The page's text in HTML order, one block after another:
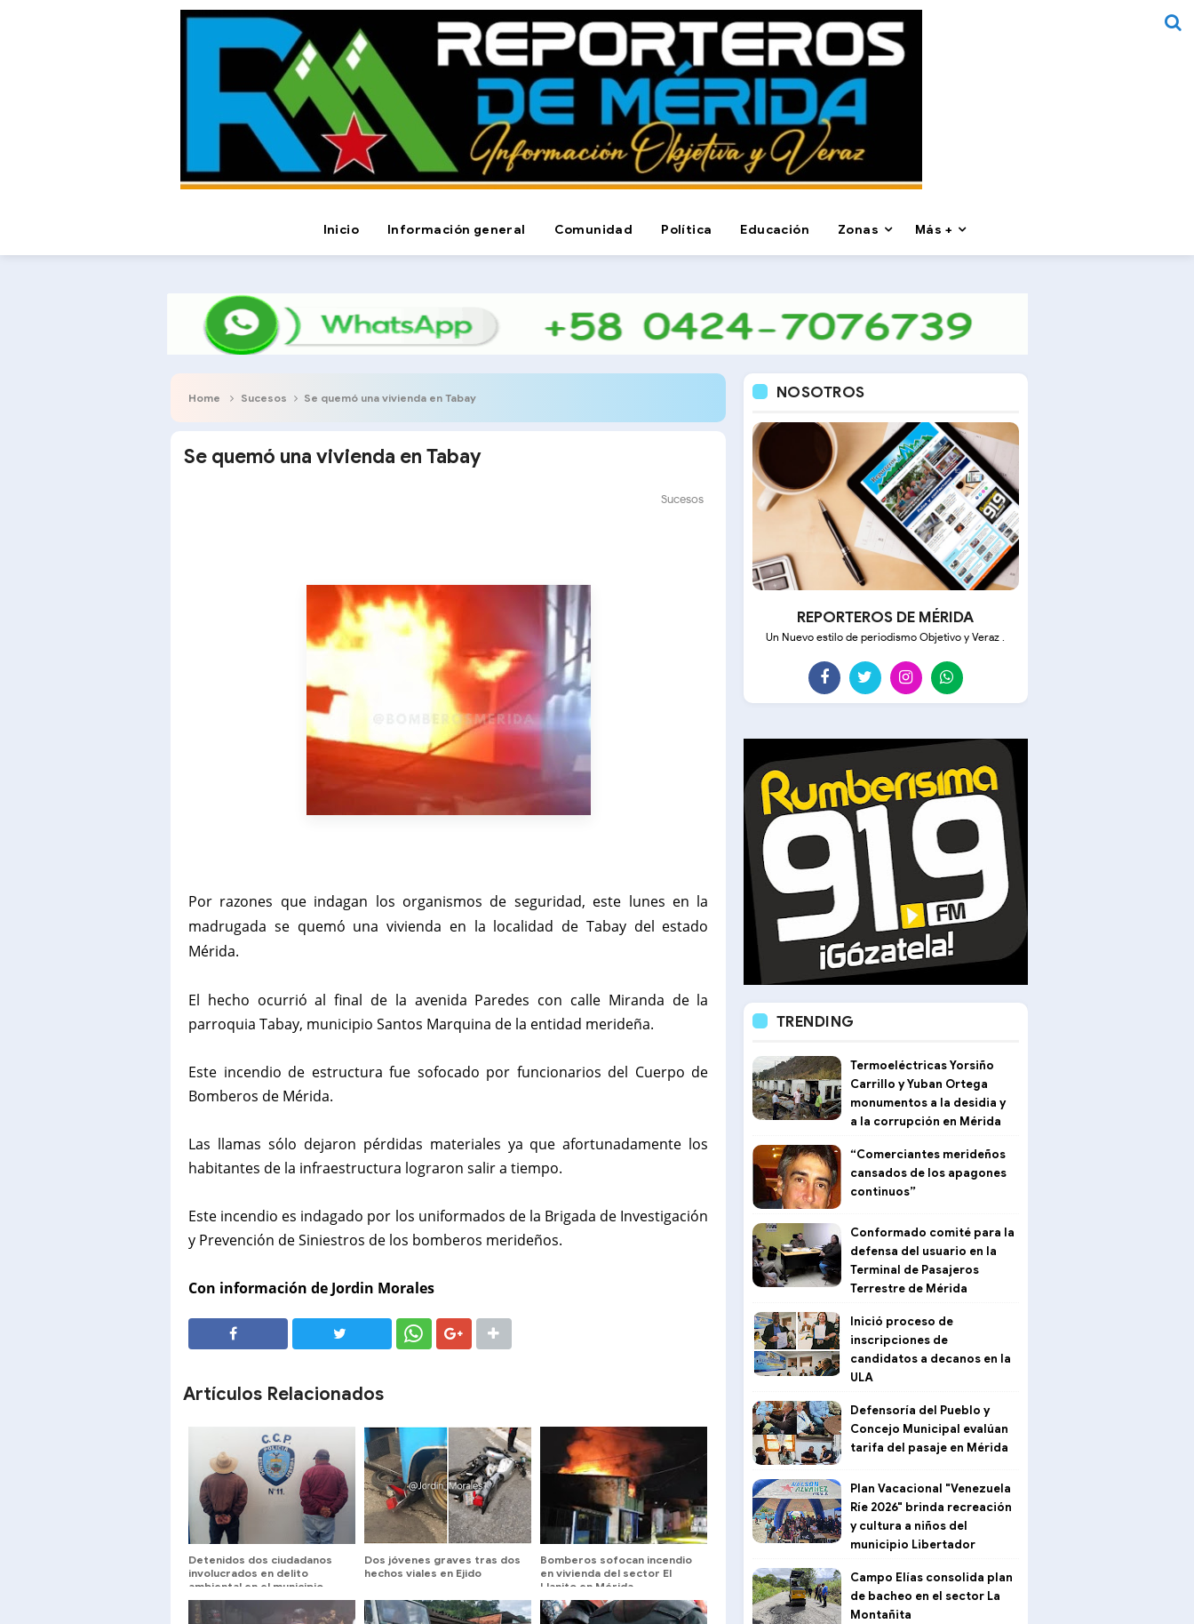
Inicio Información general Comunidad Política Educación Zonas Más +
Home Sucesos Se quemó una vivienda en Tabay
Se quemó una vivienda en Tabay
Sucesos
Por razones que indagan los organismos de seguridad, este lunes en la
madrugada se quemó una vivienda en la localidad de Tabay del estado
Mérida.
El hecho ocurrió al final de la avenida Paredes con calle Miranda de la
parroquia Tabay, municipio Santos Marquina de la entidad merideña.
Este incendio de estructura fue sofocado por funcionarios del Cuerpo de
Bomberos de Mérida.
Las llamas sólo dejaron pérdidas materiales ya que afortunadamente los
habitantes de la infraestructura lograron salir a tiempo.
Este incendio es indagado por los uniformados de la Brigada de Investigación
y Prevención de Siniestros de los bomberos merideños.
Con información de Jordin Morales
Artículos Relacionados
Detenidos dos ciudadanos
involucrados en delito
ambiental en el municipio
Rangel
Dos jóvenes graves tras dos
hechos viales en Ejido
Bomberos sofocan incendio
en vivienda del sector El
Llanito en Mérida
NOSOTROS
REPORTEROS DE MÉRIDA
Un Nuevo estilo de periodismo Objetivo y Veraz .
TRENDING
Termoeléctricas Yorsiño
Carrillo y Yuban Ortega
monumentos a la desidia y
a la corrupción en Mérida
“Comerciantes merideños
cansados de los apagones
continuos”
Conformado comité para la
defensa del usuario en la
Terminal de Pasajeros
Terrestre de Mérida
Inició proceso de
inscripciones de
candidatos a decanos en la
ULA
Defensoría del Pueblo y
Concejo Municipal evalúan
tarifa del pasaje en Mérida
Plan Vacacional "Venezuela
Ríe 2026" brinda recreación
y cultura a niños del
municipio Libertador
Campo Elías consolida plan
de bacheo en el sector La
Montañita